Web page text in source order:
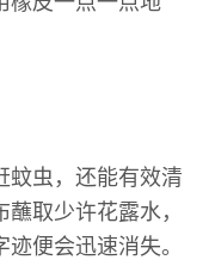
蚊虫，还能有效清
取少许花露水，
便会迅速消失。